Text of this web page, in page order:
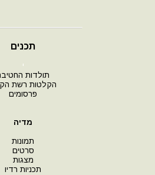
תכנים
י
תולדות
הקלטות רשת
פרסומים
מדיה
תמונות
סרטים
מצגות
תכניות רדיו